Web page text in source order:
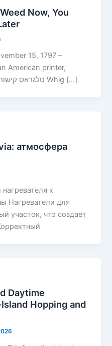
Now, You
15, 1797 –
American printer,
newspaper publisher, and טלגראס קישור Whig […]
атмосфера
к
Нагреватели для
участок, что создает
Daytime
Hopping and